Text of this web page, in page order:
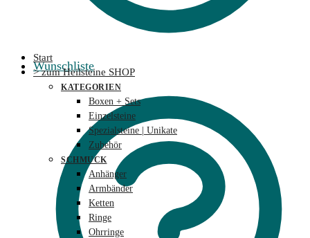
Wunschliste
Start
> zum Heilsteine SHOP
KATEGORIEN
Boxen + Sets
Einzelsteine
Spezialsteine | Unikate
Zubehör
SCHMUCK
Anhänger
Armbänder
Ketten
Ringe
Ohrringe